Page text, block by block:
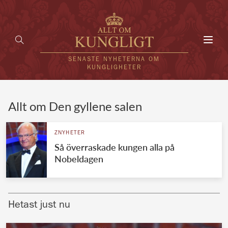
SENASTE NYHETERNA OM
KUNGLIGHETER
UTLÄNDSKT
VÄRLDENS KUNGAHUS
Brittiska kungahuset
Allt om Den gyllene salen
ZNYHETER
Så överraskade kungen alla på
Nobeldagen
Hetast just nu